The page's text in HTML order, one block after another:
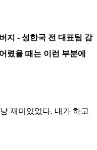
지 - 성한국 전 대표팀 감
렸을 때는 이런 부분에
재미있었다. 내가 하고